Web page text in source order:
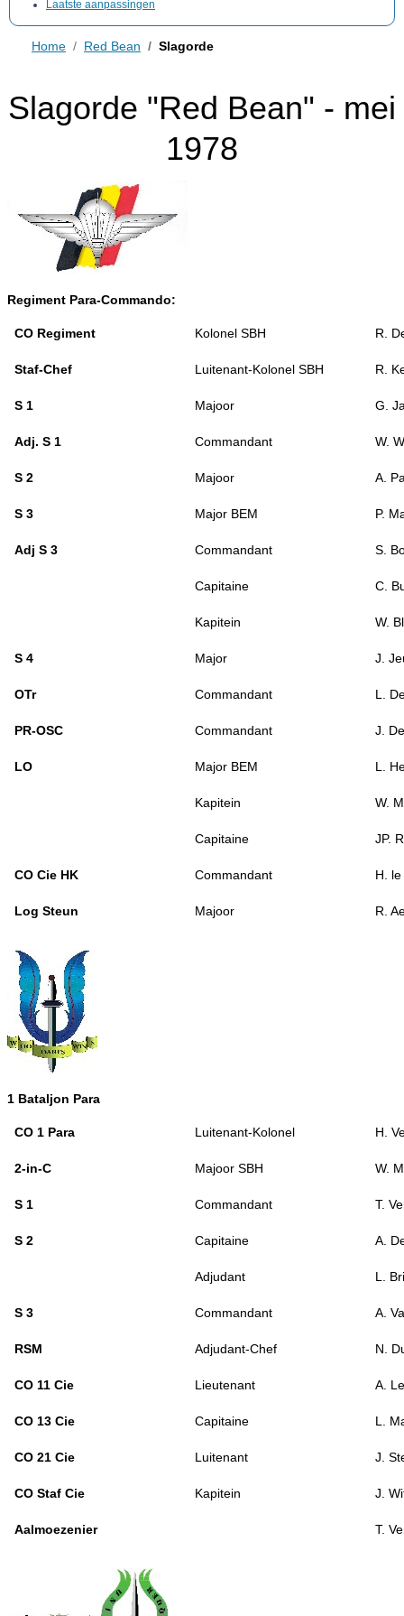
Laatste aanpassingen
Home Red Bean Slagorde
Slagorde "Red Bean" - mei
1978
Regiment Para-Commando:
CO Regiment Kolonel SBH R.
Staf-Chef Luitenant-Kolonel SBH R.
S 1 Majoor G.
Adj. S 1 Commandant W.
S 2 Majoor A.
S 3 Major BEM P.
Adj S 3 Commandant S.
Capitaine C.
Kapitein W.
S 4 Major J.
OTr Commandant L.
PR-OSC Commandant J.
LO Major BEM L.
Kapitein W.
Capitaine JP.
CO Cie HK Commandant H.
Log Steun Majoor R.
1 Bataljon Para
CO 1 Para Luitenant-Kolonel H.
2-in-C Majoor SBH W.
S 1 Commandant T.
S 2 Capitaine A.
Adjudant L.
S 3 Commandant A.
RSM Adjudant-Chef N.
CO 11 Cie Lieutenant A.
CO 13 Cie Capitaine L.
CO 21 Cie Luitenant J.
CO Staf Cie Kapitein J.
Aalmoezenier T.